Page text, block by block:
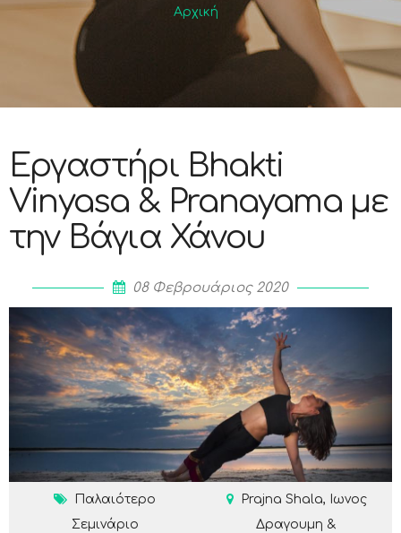
Αρχική
Εργαστήρι Bhakti
Vinyasa & Pranayama με
την Βάγια Χάνου
08 Φεβρουάριος 2020
Παλαιότερο
Σεμινάριο
Prajna Shala, Ιωνος
Δραγουμη &